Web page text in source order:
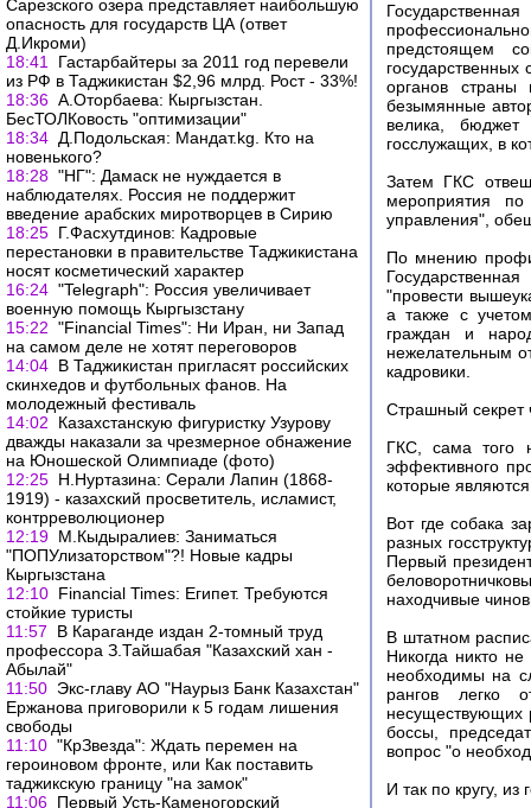
Сарезского озера представляет наибольшую
опасность для государств ЦА (ответ
Д.Икроми)
18:41
Гастарбайтеры за 2011 год перевели
из РФ в Таджикистан $2,96 млрд. Рост - 33%!
18:36 А.Оторбаева: Кыргызстан.
БесТОЛКовость "оптимизации"
18:34 Д.Подольская: Мандат.kg. Кто на
новенького?
18:28 "НГ": Дамаск не нуждается в
наблюдателях. Россия не поддержит
введение арабских миротворцев в Сирию
18:25 Г.Фасхутдинов: Кадровые
перестановки в правительстве Таджикистана
носят косметический характер
16:24 "Telegraph": Россия увеличивает
военную помощь Кыргызстану
15:22 "Financial Times": Ни Иран, ни Запад
на самом деле не хотят переговоров
14:04 В Таджикистан пригласят российских
скинхедов и футбольных фанов. На
молодежный фестиваль
14:02
Казахстанскую фигуристку Узурову
дважды наказали за чрезмерное обнажение
на Юношеской Олимпиаде (фото)
12:25 Н.Нуртазина: Серали Лапин (1868-
1919) - казахский просветитель, исламист,
контрреволюционер
12:19 М.Кыдыралиев: Заниматься
"ПОПУлизаторством"?! Новые кадры
Кыргызстана
12:10 Financial Times: Египет. Требуются
стойкие туристы
11:57
В Караганде издан 2-томный труд
профессора З.Тайшабая "Казахский хан -
Абылай"
11:50 Экс-главу АО "Наурыз Банк Казахстан"
Ержанова приговорили к 5 годам лишения
свободы
11:10 "КрЗвезда": Ждать перемен на
героиновом фронте, или Как поставить
таджикскую границу "на замок"
11:06 Первый Усть-Каменогорский
предстоящем
органов страны
безымянные
велика, бюджет
госслужащих, в
Затем ГКС
мероприятия по
управления",
По мнению
"провести
а также с
граждан и
нежелательным
кадровики.
Страшный секрет
ГКС, сама того
эффективного
которые
Вот где собака
разных
Первый
находчивые
В штатном
Никогда никто
необходимы на
рангов легко
боссы,
вопрос "о
И так по кругу,